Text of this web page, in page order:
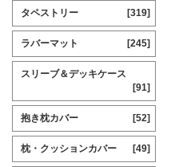
タペストリー [319]
ラバーマット [245]
スリーブ＆デッキケース
[91]
抱き枕カバー [52]
枕・クッションカバー [49]